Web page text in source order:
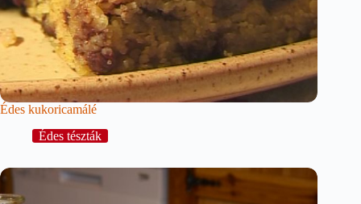
Édes kukoricamálé
Édes tészták